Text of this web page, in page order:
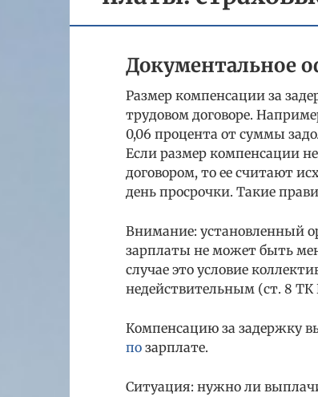
Документальное
Размер компенсации за
трудовом договоре.
0,06 процента от суммы
Если размер компенсации
договором, то ее считают
день просрочки. Такие
Внимание: установленный
зарплаты не может быть
случае это условие
недействительным (ст. 8
Компенсацию за задержку
по зарплате.
Ситуация: нужно ли